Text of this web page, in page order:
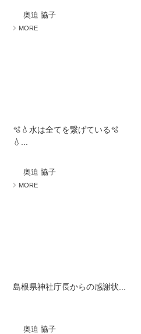
奥迫 協子
MORE
🫧💧水は全てを繋げている🫧
💧...
奥迫 協子
MORE
島根県神社庁長からの感謝状...
奥迫 協子